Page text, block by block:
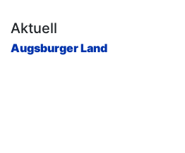
Aktuell
Augsburger Land